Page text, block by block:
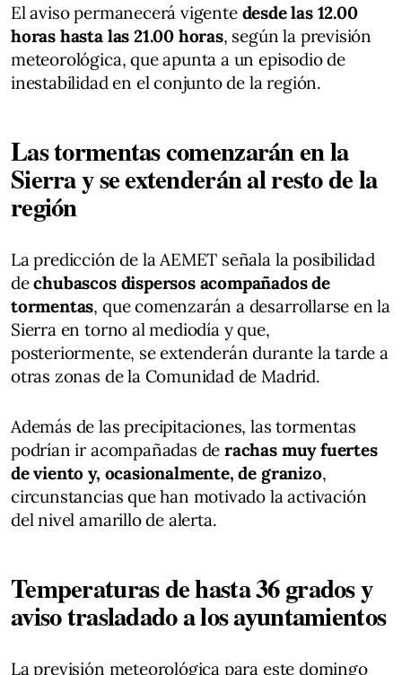
El aviso permanecerá vigente desde las 12.00
horas hasta las 21.00 horas, según la previsión
meteorológica, que apunta a un episodio de
inestabilidad en el conjunto de la región.
Las tormentas comenzarán en la
Sierra y se extenderán al resto de la
región
La predicción de la AEMET señala la posibilidad
dechubascos dispersos acompañados de
tormentas, que comenzarán a desarrollarse en la
Sierra en torno al mediodía y que,
posteriormente, se extenderán durante la tarde a
otras zonas de la Comunidad de Madrid.
Además de las precipitaciones, las tormentas
podrían ir acompañadas derachas muy fuertes
de viento y, ocasionalmente, de granizo,
circunstancias que han motivado la activación
del nivel amarillo de alerta.
Temperaturas de hasta 36 grados y
aviso trasladado a los ayuntamientos
La previsión meteorológica para este domingo